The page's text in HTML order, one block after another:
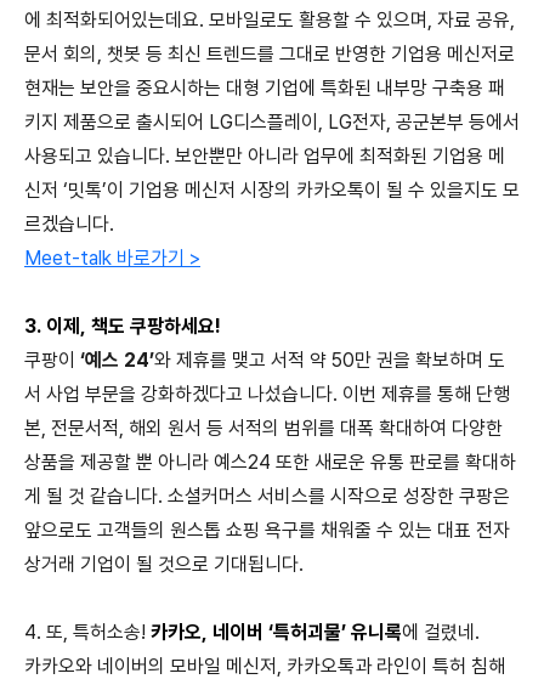
에 최적화되어있는데요. 모바일로도 활용할 수 있으며, 자료 공유,
문서 회의, 챗봇 등 최신 트렌드를 그대로 반영한 기업용 메신저로
현재는 보안을 중요시하는 대형 기업에 특화된 내부망 구축용 패
키지 제품으로 출시되어 LG디스플레이, LG전자, 공군본부 등에서
사용되고 있습니다. 보안뿐만 아니라 업무에 최적화된 기업용 메
신저 ‘밋톡’이 기업용 메신저 시장의 카카오톡이 될 수 있을지도 모
르겠습니다.
Meet-talk 바로가기 >
3. 이제, 책도 쿠팡하세요!
쿠팡이 ‘예스 24’와 제휴를 맺고 서적 약 50만 권을 확보하며 도
서 사업 부문을 강화하겠다고 나섰습니다. 이번 제휴를 통해 단행
본, 전문서적, 해외 원서 등 서적의 범위를 대폭 확대하여 다양한
상품을 제공할 뿐 아니라 예스24 또한 새로운 유통 판로를 확대하
게 될 것 같습니다. 소셜커머스 서비스를 시작으로 성장한 쿠팡은
앞으로도 고객들의 원스톱 쇼핑 욕구를 채워줄 수 있는 대표 전자
상거래 기업이 될 것으로 기대됩니다.
4. 또, 특허소송! 카카오, 네이버 ‘특허괴물’ 유니록에 걸렸네.
카카오와 네이버의 모바일 메신저, 카카오톡과 라인이 특허 침해